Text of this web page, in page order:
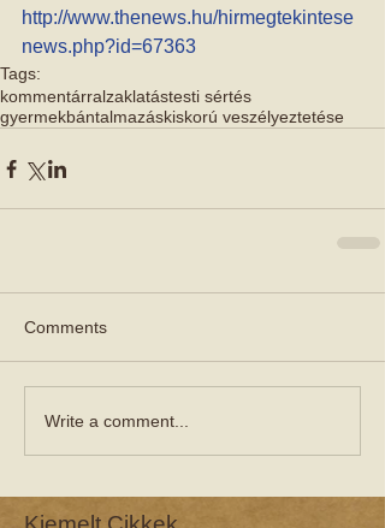
http://www.thenews.hu/hirmegtekintese
news.php?id=67363
Tags:
kommentárralzaklatástesti sértés
gyermekbántalmazáskiskorú veszélyeztetése
Comments
Write a comment...